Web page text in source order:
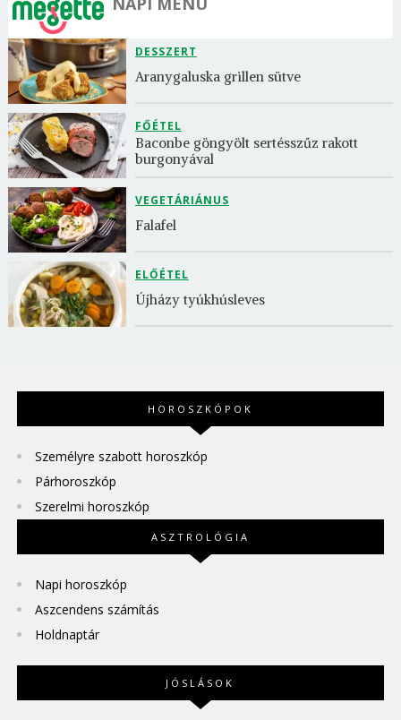
DESSZERT
Aranygaluska grillen sütve
FŐÉTEL
Baconbe göngyölt sertésszűz rakott
burgonyával
VEGETÁRIÁNUS
Falafel
ELŐÉTEL
Újházy tyúkhúsleves
HOROSZKÓPOK
Személyre szabott horoszkóp
Párhoroszkóp
Szerelmi horoszkóp
ASZTROLÓGIA
Napi horoszkóp
Aszcendens számítás
Holdnaptár
JÓSLÁSOK